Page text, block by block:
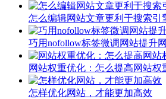
怎么编辑网站文章更利于搜索引
巧用nofollow标签微调网站提升
网站权重优化：怎么提高网站权
怎样优化网站，才能更加高效